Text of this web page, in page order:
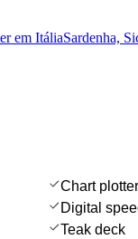
em ItáliaSardenha,
Chart plotter
Digital
Teak deck